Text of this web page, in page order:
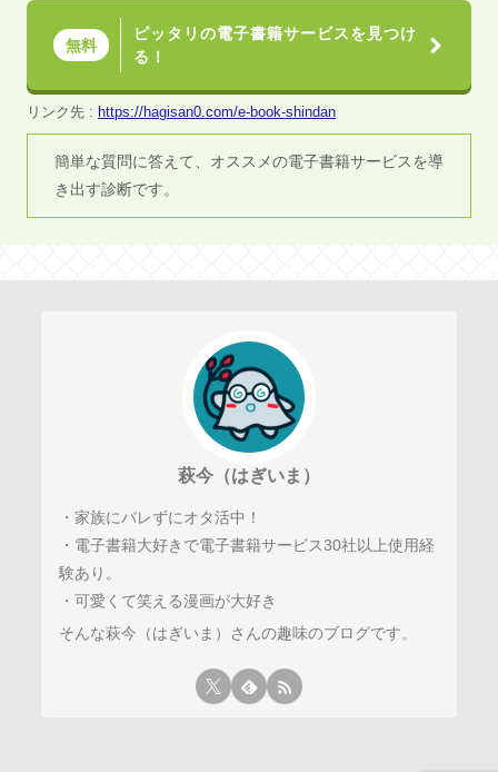
無料
ピッタリの電子書籍サービスを見つけ
る！
リンク先 : https://hagisan0.com/e-book-shindan
簡単な質問に答えて、オススメの電子書籍サービスを導
き出す診断です。
萩今（はぎいま）
・家族にバレずにオタ活中！
・電子書籍大好きで電子書籍サービス30社以上使用経
験あり。
・可愛くて笑える漫画が大好き
そんな萩今（はぎいま）さんの趣味のブログです。